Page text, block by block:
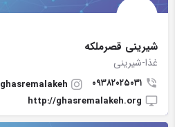
شیرینی قصرملکه
غذا-شیرینی
۰۹۳۸۲۰۲۵۰۳۱ ghasremalakeh
http://ghasremalakeh.org